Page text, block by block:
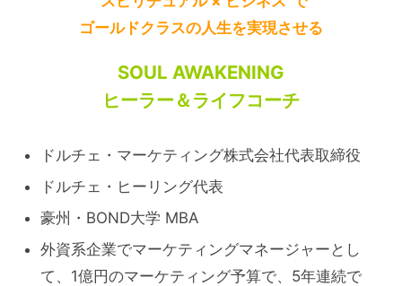
ゴールドクラスの人生を実現させる
SOUL AWAKENING
ヒーラー＆ライフコーチ
ドルチェ・マーケティング株式会社代表取締役
ドルチェ・ヒーリング代表
豪州・BOND大学 MBA
外資系企業でマーケティングマネージャーとし
て、1億円のマーケティング予算で、5年連続で